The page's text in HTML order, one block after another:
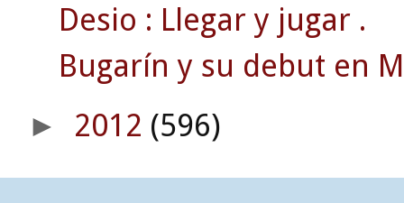
Desio : Llegar y jugar .
Bugarín y su debut en
► 2012 (596)